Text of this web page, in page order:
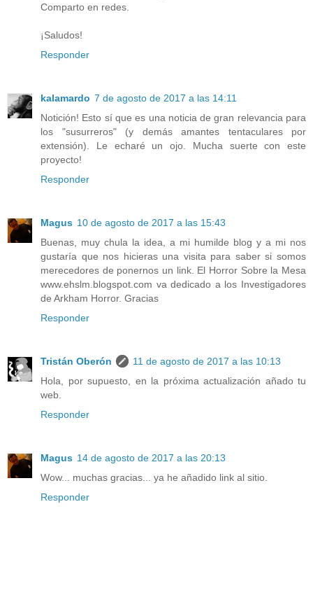
Comparto en redes.
¡Saludos!
Responder
kalamardo 7 de agosto de 2017 a las 14:11
Notición! Esto sí que es una noticia de gran relevancia para
los "susurreros" (y demás amantes tentaculares por
extensión). Le echaré un ojo. Mucha suerte con este
proyecto!
Responder
Magus 10 de agosto de 2017 a las 15:43
Buenas, muy chula la idea, a mi humilde blog y a mi nos
gustaría que nos hicieras una visita para saber si somos
merecedores de ponernos un link. El Horror Sobre la Mesa
www.ehslm.blogspot.com va dedicado a los Investigadores
de Arkham Horror. Gracias
Responder
Tristán Oberón
11 de agosto de 2017 a las 10:13
Hola, por supuesto, en la próxima actualización añado tu
web.
Responder
Magus 14 de agosto de 2017 a las 20:13
Wow... muchas gracias... ya he añadido link al sitio.
Responder